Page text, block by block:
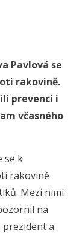
Pavlová se
rakovině.
prevenci i
včasného
se k
rakovině
Mezi nimi
na
prezident a